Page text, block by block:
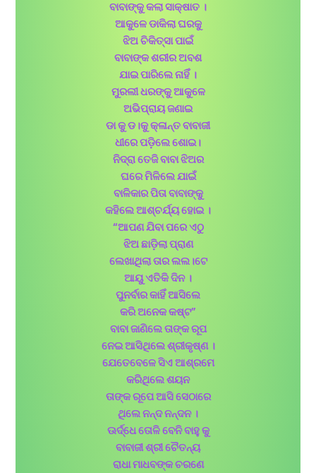
ବାବାଙ୍କୁ କଲା ସାକ୍ଷାତ ।
ଆକୁଳେ ଡାକିଲା ଘରକୁ
ଝିଅ ଚିକିତ୍ସା ପାଇଁ
ବାବାଙ୍କ ଶରୀର ଅବଶ
ଯାଇ ପାରିଲେ ନାହିଁ ।
ମୁରଲୀ ଧରଙ୍କୁ ଆକୁଳେ
ଅଭିପ୍ରାୟ ଜଣାଇ
ଡା କୁ ଡ।କୁ କ୍ଳାନ୍ତ ବାବାଜୀ
ଧୀରେ ପଡ଼ିଲେ ଶୋଇ।
ନିଦ୍ରା ତେଜି ବାବା ଝିଅର
ଘରେ ମିଳିଲେ ଯାଇଁ
ବାଳିକାର ପିତା ବାବାଙ୍କୁ
କହିଲେ ଆଶ୍ଚର୍ଯ୍ୟ ହୋଇ ।
“ଆପଣ ଯିବା ପରେ ଏଠୁ
ଝିଅ ଛାଡ଼ିଲା ପ୍ରାଣ
ଲେଖାଥିଲା ତାର ଲଲ।ଟେ
ଆୟୁ ଏତିକି ଦିନ ।
ପୁନର୍ବାର କାହିଁ ଆସିଲେ
କରି ଅନେକ କଷ୍ଟ”
ବାବା ଜାଣିଲେ ତାଙ୍କ ରୂପ
ନେଇ ଆସିଥିଲେ ଶ୍ରୀକୃଷ୍ଣ ।
ଯେତେବେଳେ ସିଏ ଆଶ୍ରମେ
କରିଥିଲେ ଶୟନ
ତାଙ୍କ ରୂପେ ଆସି ସେଠାରେ
ଥିଲେ ନନ୍ଦ ନନ୍ଦନ ।
ଊର୍ଦ୍ଧେ ତୋଳି ବେନି ବାହୁ କୁ
ବାବାଜୀ ଶ୍ରୀ ଚୈତନ୍ୟ
ରାଧା ମାଧବଙ୍କ ଚରଣେ